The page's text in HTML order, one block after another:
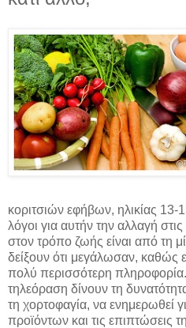
κοριτσιών εφήβων, ηλικίας
λόγοι για αυτήν την αλλαγή
στον τρόπο ζωής είναι από τη
δείξουν ότι μεγάλωσαν, καθώς
πολύ περισσότερη πληροφορία.
τηλεόραση δίνουν τη
τη χορτοφαγία, να ενημερωθεί
προϊόντων και τις επιπτώσεις